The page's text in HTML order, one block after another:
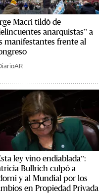
Macri tildó de
anarquistas” a
manifestantes frente al
ley vino endiablada”:
Bullrich culpó a
y al Mundial por los
en Propiedad Privada